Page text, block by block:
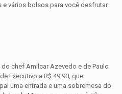
e vários bolsos para você desfrutar
chef Amilcar Azevedo e de Paulo
Executivo a R$ 49,90, que
uma entrada e uma sobremesa do